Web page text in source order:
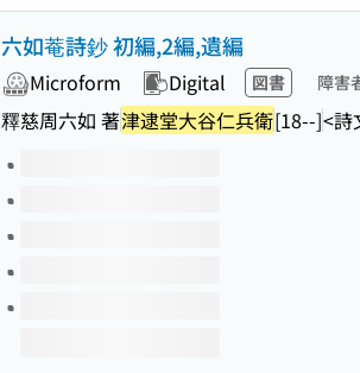
六如菴詩鈔 初編,2編,遺編
Microform Digital 図書 障害
釋慈周六如 著津逮堂大谷仁兵衛[18--]<詩
Volumes of this title